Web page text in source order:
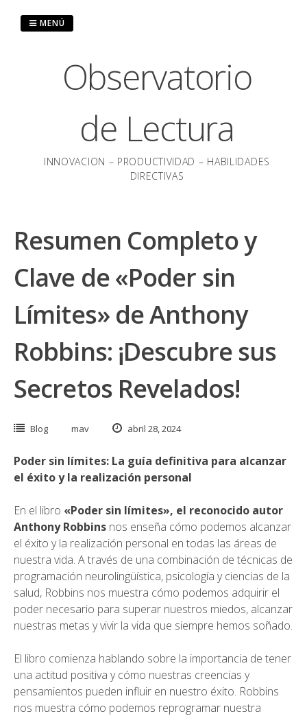
Observatorio
de Lectura
INNOVACION – PRODUCTIVIDAD – HABILIDADES
DIRECTIVAS
MENÚ
Resumen Completo y
Clave de «Poder sin
Límites» de Anthony
Robbins: ¡Descubre sus
Secretos Revelados!
Blog mav abril 28, 2024
Poder sin límites: La guía definitiva para alcanzar
el éxito y la realización personal
En el libro «Poder sin límites», el reconocido autor
Anthony Robbins nos enseña cómo podemos alcanzar
el éxito y la realización personal en todas las áreas de
nuestra vida. A través de una combinación de técnicas de
programación neurolingüística, psicología y ciencias de la
salud, Robbins nos muestra cómo podemos adquirir el
poder necesario para superar nuestros miedos, alcanzar
nuestras metas y vivir la vida que siempre hemos soñado.
El libro comienza hablando sobre la importancia de tener
una actitud positiva y cómo nuestras creencias y
pensamientos pueden influir en nuestro éxito. Robbins
nos muestra cómo podemos reprogramar nuestra